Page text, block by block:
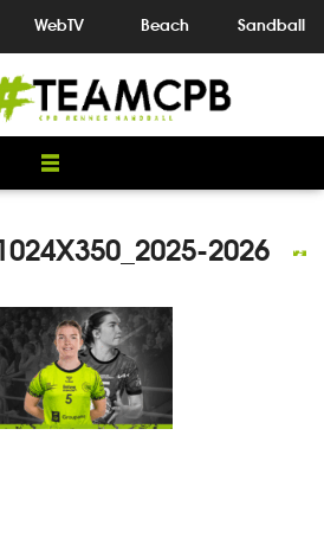
WebTV Beach Sandball
2026